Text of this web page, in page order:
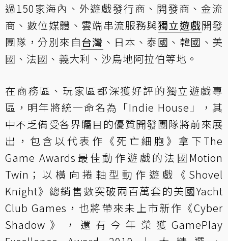
過150家海內、外遊戲發行商、開發商、金流
商、數位媒體、雲端串流服務與獨立遊戲開發
團隊，分別來自台灣 、日本、泰國、韓國、美
國、法國、義大利、沙烏地阿拉伯等地。
在商務區、玩家區都深獲好評的獨立遊戲專
區，明年將統一命名為「Indie House」，其
中不乏備受各界矚目的優質開發團隊將前來展
出，包含以代表作《死亡細胞》拿下The
Game Awards最佳動作遊戲的法國Motion
Twin；以橫向捲軸型動作遊戲《Shovel
Knight》總銷售數突破兩百萬套的美國Yacht
Club Games，也將帶來未上市新作《Cyber
Shadow》，還有今年榮獲GamePlay